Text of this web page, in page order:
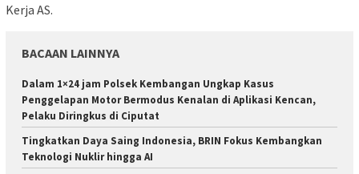
Kerja AS.
BACAAN LAINNYA
Dalam 1×24 jam Polsek Kembangan Ungkap Kasus
Penggelapan Motor Bermodus Kenalan di Aplikasi Kencan,
Pelaku Diringkus di Ciputat
Tingkatkan Daya Saing Indonesia, BRIN Fokus Kembangkan
Teknologi Nuklir hingga AI